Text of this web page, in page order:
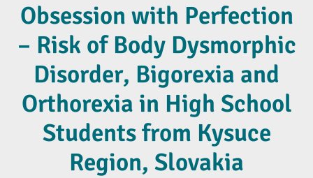
Obsession with Perfection
– Risk of Body Dysmorphic
Disorder, Bigorexia and
Orthorexia in High School
Students from Kysuce
Region, Slovakia